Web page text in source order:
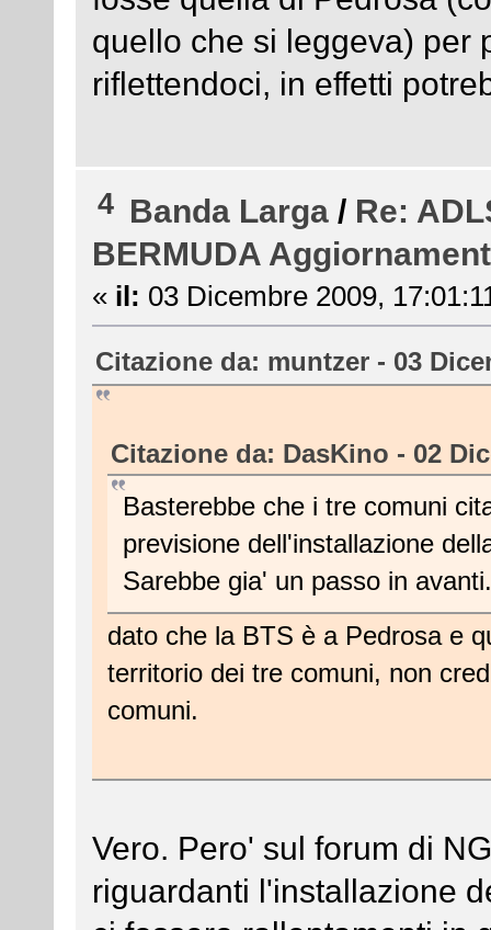
quello che si leggeva) per
riflettendoci, in effetti
4 Banda Larga / Re:
BERMUDA
« il: 03 Dicembre 2009,
Citazione da: muntzer - 03
Citazione da: DasKino - 02
Basterebbe che i tre comuni
previsione dell'installazione
Sarebbe gia' un passo in avanti.
dato che la BTS è a Pedrosa e
territorio dei tre comuni, non
comuni.
Vero. Pero' sul forum di
riguardanti l'installazione